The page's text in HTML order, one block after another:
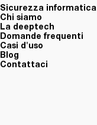
Sicurezza informatica
Chi siamo
La deeptech
Domande frequenti
Casi d'uso
Blog
Contattaci